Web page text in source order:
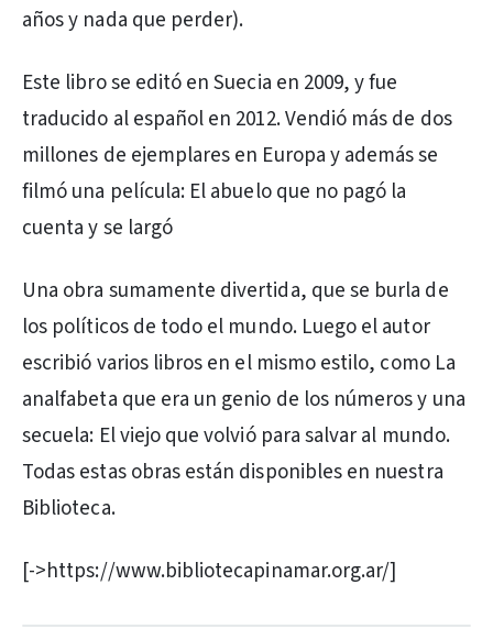
años y nada que perder).
Este libro se editó en Suecia en 2009, y fue
traducido al español en 2012. Vendió más de dos
millones de ejemplares en Europa y además se
filmó una película: El abuelo que no pagó la
cuenta y se largó
Una obra sumamente divertida, que se burla de
los políticos de todo el mundo. Luego el autor
escribió varios libros en el mismo estilo, como La
analfabeta que era un genio de los números y una
secuela: El viejo que volvió para salvar al mundo.
Todas estas obras están disponibles en nuestra
Biblioteca.
[->https://www.bibliotecapinamar.org.ar/]